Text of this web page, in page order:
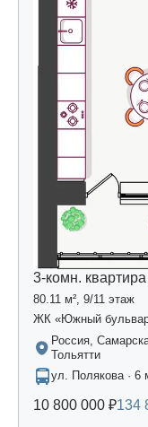
3-комн. квартира
80.11 м², 9/11 этаж
ЖК «Южный
Россия,
Тольятти
ул. Полякова · 6
10 800 000 ₽134